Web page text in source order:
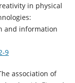
in physical
and information
9
association of